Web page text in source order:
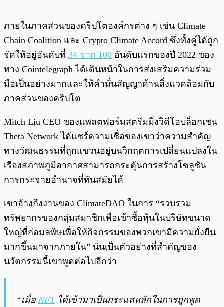
ภายในภาคส่วนของคริปโตองค์กรต่าง ๆ เช่น Climate
Chain Coalition และ Crypto Climate Accord ซึ่งทั้งคู่ได้ถูก
จัดให้อยู่อันดับที่ 34 จาก 100 อันดับแรกของปี 2022 ของ
ทาง Cointelegraph ได้เดินหน้าในการส่งเสริมความร่วม
มือเป็นอย่างมากและให้คำมั่นสัญญาด้านสิ่งแวดล้อมกับ
ภาคส่วนของคริปโต
Mitch Liu CEO ของแพลตฟอร์มสตรีมมิ่งวิดีโอบล็อกเชน
Theta Network ได้แชร์ความเชื่อของเขาว่าความสำคัญ
ทางวัฒนธรรมที่ถูกแขวนอยู่บนวิกฤตการเปลี่ยนแปลงใน
เรื่องสภาพภูมิอากาศสามารถกระตุ้นการสร้างโซลูชัน
การกระจายอำนาจที่ทันสมัยได้
เขาอ้างถึงงานของ ClimateDAO ในการ “รวบรวม
ทรัพยากรของกลุ่มสมาชิกเพื่อเข้าซื้อหุ้นในบริษัทขนาด
ใหญ่ที่ก่อมลพิษเพื่อให้กิจกรรมของพวกเขามีความยั่งยืน
มากขึ้นมาจากภายใน” นั่นเป็นตัวอย่างที่สำคัญของ
นวัตกรรมนี้เขาพูดต่อไปอีกว่า
“เมื่อ NFTได้เข้ามาเป็นกระแสหลักในการถูกพูด